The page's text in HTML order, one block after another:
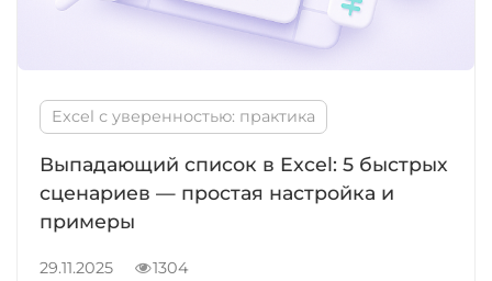
Excel с уверенностью: практика
Выпадающий список в Excel: 5 быстрых
сценариев — простая настройка и
примеры
29.11.2025 1304